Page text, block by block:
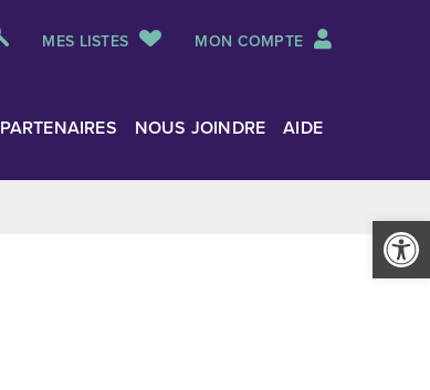
Ouvrir
MES LISTES MON COMPTE
PARTENAIRES NOUS JOINDRE AIDE